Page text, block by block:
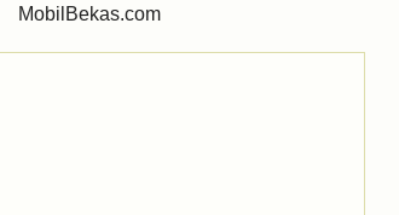
MobilBekas.com